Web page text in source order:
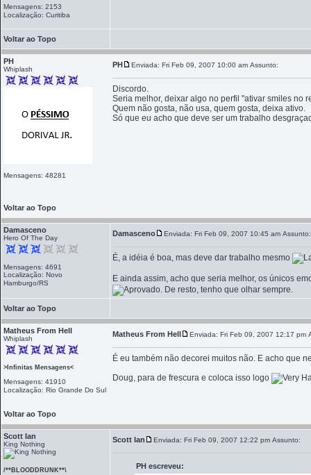
Mensagens: 2153
Localização: Curitiba
Voltar ao Topo
PH
Whiplash
Mensagens: 48281
PH Enviada: Fri Feb 09, 2007 10:00 am Assunto:
Discordo.
Seria melhor, deixar algo no perfil "ativar smiles no
Quem não gosta, não usa, quem gosta, deixa ativo.
Só que eu acho que deve ser um trabalho
Voltar ao Topo
Damasceno
Hero Of The Day
Mensagens: 4691
Localização: Novo
Hamburgo/RS
Damasceno Enviada: Fri Feb 09, 2007 10:45 am Assunto:
É, a idéia é boa, mas deve dar trabalho mesmo
E ainda assim, acho que seria melhor, os únicos
. De resto, tenho que olhar sempre.
Voltar ao Topo
Matheus From Hell
Whiplash
>Infinitas Mensagens<
Mensagens: 41910
Localização: Rio Grande Do Sul
Matheus From Hell Enviada: Fri Feb 09, 2007 12:17 pm
É eu também não decorei muitos não. E acho que
Doug, para de frescura e coloca isso logo
Voltar ao Topo
Scott Ian
King Nothing
/**BLOODDRUNK**\
Scott Ian Enviada: Fri Feb 09, 2007 12:22 pm Assunto:
PH escreveu: